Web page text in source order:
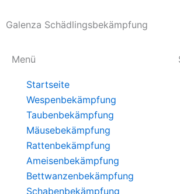
Galenza Schädlingsbekämpfung
Menü
Startseite
Wespenbekämpfung
Taubenbekämpfung
Mäusebekämpfung
Rattenbekämpfung
Ameisenbekämpfung
Bettwanzenbekämpfung
Schabenbekämpfung